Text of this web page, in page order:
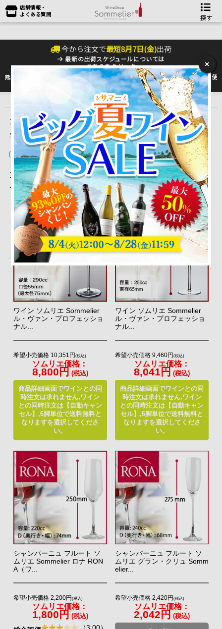
店舗情報・
よくある質問
探す
今から注文で最短8月7日(金)出荷
最新の出荷スケジュールについては
こちらをクリック
熊本地震の影響により九州への配送に遅れが生じております。最新情報は佐川急便
のHP
をご確認下さい。
ワインをタイプ別に選ぶ♪
1 ～ 15 件目を表示しています。（全3,358件）
並べ替え
在庫切れを除く
1 |2|3|4 |5| 6|7|8|9|10|11|12...224 |次ペ
ージを表示
ワイン ソムリエ Sommelier
ル・ヴァン・プロフェッショ
ナル...
希望小売価格 10,351円(税込)
ソムリエ価格：
8,800円 (税込)
商品詳細画面でワインとの同
時注文は承れません,ワイン
との同時注文は【自動キャン
セル】,6脚単位で送料無料と
なりますを選択してくださ
い。
ワイン ソムリエ Sommelier
ル・ヴァン・プロフェッショ
ナル...
希望小売価格 9,460円(税込)
ソムリエ価格：
8,041円 (税込)
商品詳細画面でワインとの同
時注文は承れません,ワイン
との同時注文は【自動キャン
セル】,6脚単位で送料無料と
なりますを選択してくださ
い。
シャンパーニュ フルート ソ
ムリエ Sommelier ロナ RON
A（ワ...
希望小売価格 2,200円(税込)
ソムリエ価格：
1,800円 (税込)
シャンパーニュ フルート ソ
ムリエ グラン・クリュ Somm
elier...
希望小売価格 2,420円(税込)
ソムリエ価格：
2,042円 (税込)
×